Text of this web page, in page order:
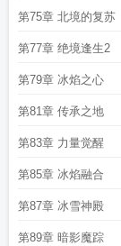
第75章 北境的复苏
第77章 绝境逢生2
第79章 冰焰之心
第81章 传承之地
第83章 力量觉醒
第85章 冰焰融合
第87章 冰雪神殿
第89章 暗影魔踪